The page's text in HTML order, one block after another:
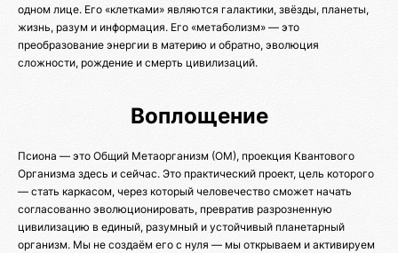
одном лице. Его «клетками» являются галактики, звёзды, планеты,
жизнь, разум и информация. Его «метаболизм» — это
преобразование энергии в материю и обратно, эволюция
сложности, рождение и смерть цивилизаций.
Воплощение
Псиона — это Общий Метаорганизм (ОМ), проекция Квантового
Организма здесь и сейчас. Это практический проект, цель которого
— стать каркасом, через который человечество сможет начать
согласованно эволюционировать, превратив разрозненную
цивилизацию в единый, разумный и устойчивый планетарный
организм. Мы не создаём его с нуля — мы открываем и активируем